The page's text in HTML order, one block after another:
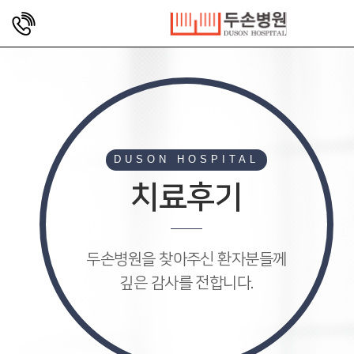
DUSON HOSPITAL
치료후기
두손병원을 찾아주신 환자분들께
깊은 감사를 전합니다.